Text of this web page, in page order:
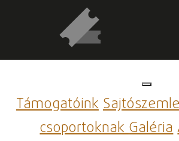
Támogatóink
csoportoknakGaléria